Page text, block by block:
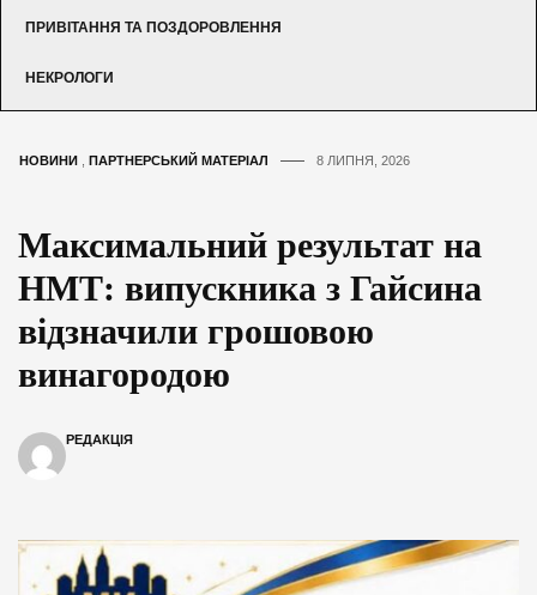
ПРИВІТАННЯ ТА ПОЗДОРОВЛЕННЯ
НЕКРОЛОГИ
НОВИНИ ПАРТНЕРСЬКИЙ МАТЕРІАЛ 8 ЛИПНЯ, 2026
Максимальний результат на
НМТ: випускника з Гайсина
відзначили грошовою
винагородою
РЕДАКЦІЯ